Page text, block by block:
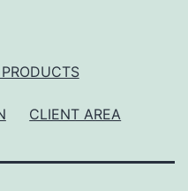
CLIENT AREA